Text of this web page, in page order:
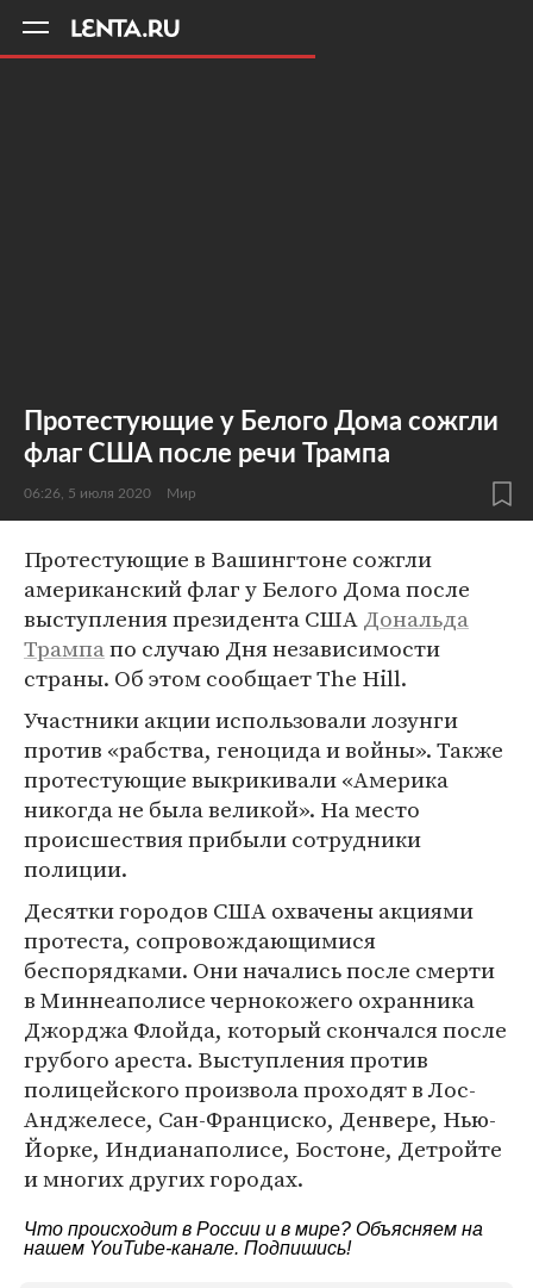
Протестующие у Белого Дома сожгли
флаг США после речи Трампа
06:26, 5 июля 2020 Мир
Протестующие в Вашингтоне сожгли
американский флаг у Белого Дома после
выступления президента СШАДональда
Трампапо случаю Дня независимости
страны. Об этом сообщает The Hill.
Участники акции использовали лозунги
против «рабства, геноцида и войны». Также
протестующие выкрикивали «Америка
никогда не была великой». На место
происшествия прибыли сотрудники
полиции.
Десятки городов США охвачены акциями
протеста, сопровождающимися
беспорядками. Они начались после смерти
в Миннеаполисе чернокожего охранника
Джорджа Флойда, который скончался после
грубого ареста. Выступления против
полицейского произвола проходят в Лос-
Анджелесе, Сан-Франциско, Денвере, Нью-
Йорке, Индианаполисе, Бостоне, Детройте
и многих других городах.
Что происходит в России и в мире? Объясняем на
нашем YouTube-канале. Подпишись!